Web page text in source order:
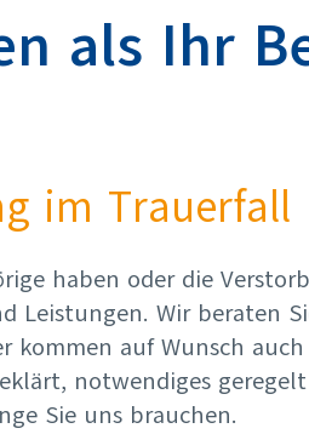
als Ihr
im Trauerfall
haben oder die
Leistungen. Wir beraten
kommen auf Wunsch
notwendiges
Sie uns brauchen.